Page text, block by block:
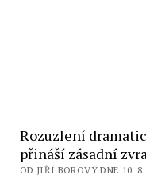
Rozuzlení
přináší zásadní
OD JIŘÍ BOROVÝ DNE 10.